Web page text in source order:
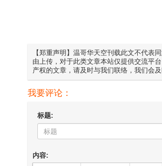
【郑重声明】温哥华天空刊载此文不代表
由上传，对于此类文章本站仅提供交流平
产权的文章，请及时与我们联络，我们会
我要评论：
标题:
内容: